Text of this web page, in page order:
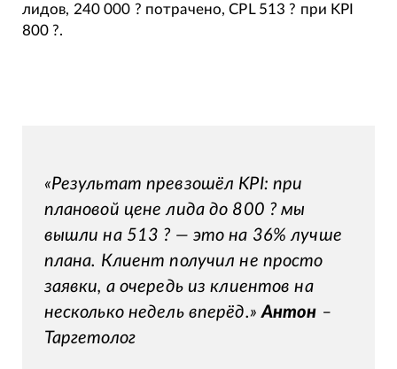
лидов, 240 000 ? потрачено, CPL 513 ? при KPI
800 ?.
«Результат превзошёл KPI: при
плановой цене лида до 800 ? мы
вышли на 513 ? — это на 36% лучше
плана. Клиент получил не просто
заявки, а очередь из клиентов на
несколько недель вперёд.»Антон –
Таргетолог